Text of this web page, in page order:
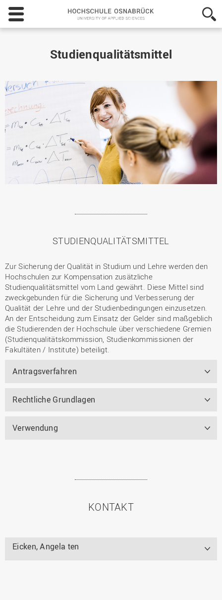
Hochschule
Osnabrück
-
Studienqualitätsmittel
STUDIENQUALITÄTSMITTEL
Zur Sicherung der Qualität in Studium und Lehre werden den
Hochschulen zur Kompensation zusätzliche
Studienqualitätsmittel vom Land gewährt. Diese Mittel sind
zweckgebunden für die Sicherung und Verbesserung der
Qualität der Lehre und der Studienbedingungen einzusetzen.
An der Entscheidung zum Einsatz der Gelder sind maßgeblich
die Studierenden der Hochschule über verschiedene Gremien
(Studienqualitätskommission, Studienkommissionen der
Fakultäten / Institute) beteiligt.
Antragsverfahren
Rechtliche Grundlagen
Verwendung
KONTAKT
Eicken, Angela ten